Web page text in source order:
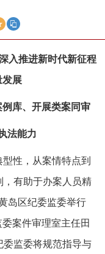
入推进新时代新征程
发展
库、开展类案同审
法能力
性，从案情特点到
，有助于办案人员精
岛区纪委监委举行
案件审理室主任田
委监委将规范指导与